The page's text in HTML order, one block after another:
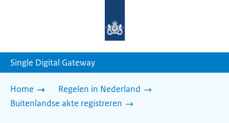
homepage
Single Digital Gateway
Home
Regelen in Nederland
Buitenlandse akte registreren